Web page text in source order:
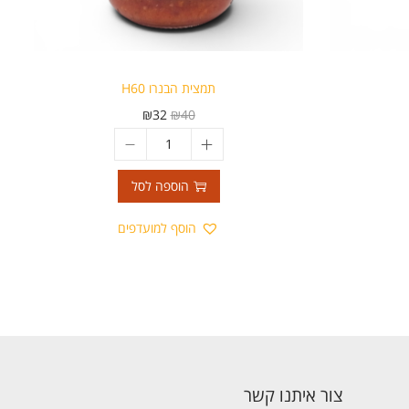
תמצית הבנרו H60
₪40
₪32
הוספה לסל
הוסף למועדפים
צור איתנו קשר